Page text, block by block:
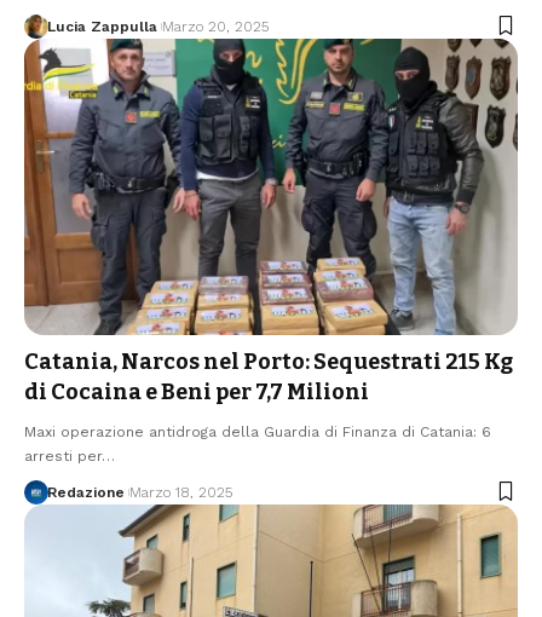
Lucia Zappulla Marzo 20, 2025
Catania, Narcos nel Porto: Sequestrati 215 Kg
di Cocaina e Beni per 7,7 Milioni
Maxi operazione antidroga della Guardia di Finanza di Catania: 6
arresti per…
Redazione Marzo 18, 2025